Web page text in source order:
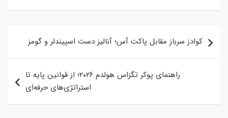
راهبری
نوشتهکوادز سرباز مقابل پاکت آس؛ آنالیز دست اسپیندلر و گومز
راهنمای پوکر تگزاس هولدم ۲۰۲۶؛ از قوانین پایه تا
استراتژی‌های حرفه‌ای